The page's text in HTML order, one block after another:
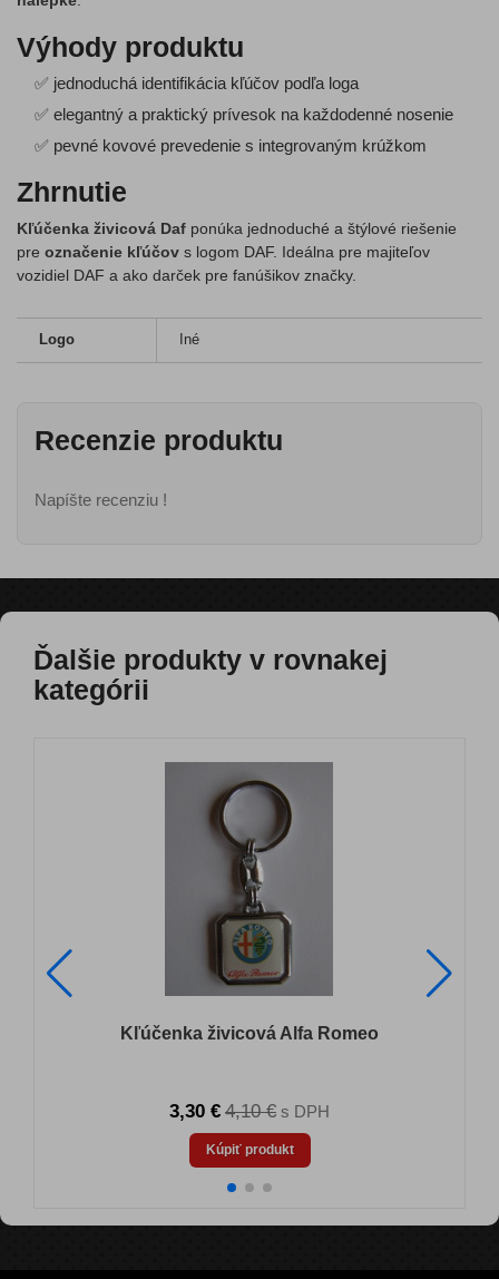
Výhody produktu
✅ jednoduchá identifikácia kľúčov podľa loga
✅ elegantný a praktický prívesok na každodenné nosenie
✅ pevné kovové prevedenie s integrovaným krúžkom
Zhrnutie
Kľúčenka živicová Daf ponúka jednoduché a štýlové riešenie
pre označenie kľúčov s logom DAF. Ideálna pre majiteľov
vozidiel DAF a ako darček pre fanúšikov značky.
Logo Iné
Recenzie produktu
Napíšte recenziu !
Ďalšie produkty v rovnakej
kategórii
Kľúčenka živicová Alfa Romeo
3,30 € 4,10 € s DPH
Kúpiť produkt